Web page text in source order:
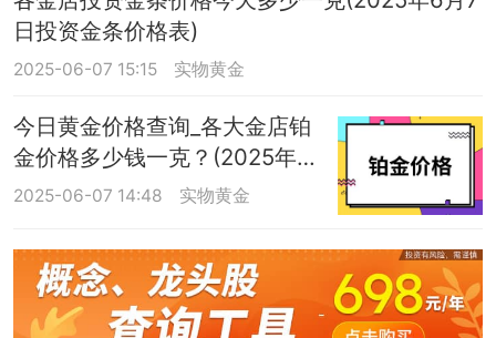
日投资金条价格表)
2025-06-07 15:15 实物黄金
今日黄金价格查询_各大金店铂
金价格多少钱一克？(2025年6
月7日)
2025-06-07 14:48 实物黄金